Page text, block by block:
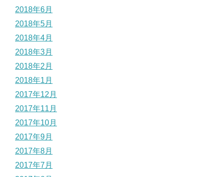
2018年6月
2018年5月
2018年4月
2018年3月
2018年2月
2018年1月
2017年12月
2017年11月
2017年10月
2017年9月
2017年8月
2017年7月